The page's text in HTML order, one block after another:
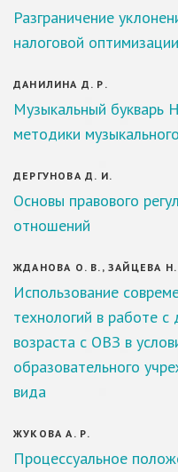
Разграничение
налоговой оптимизации
ДАНИЛИНА Д. Р.
Музыкальный букварь
методики
ДЕРГУНОВА Д. И.
Основы правового
отношений
ЖДАНОВА О. В., ЗАЙЦЕВА Н.
Использование
технологий в работе
возраста с ОВЗ в
образовательного
вида
ЖУКОВА А. Р.
Процессуальное